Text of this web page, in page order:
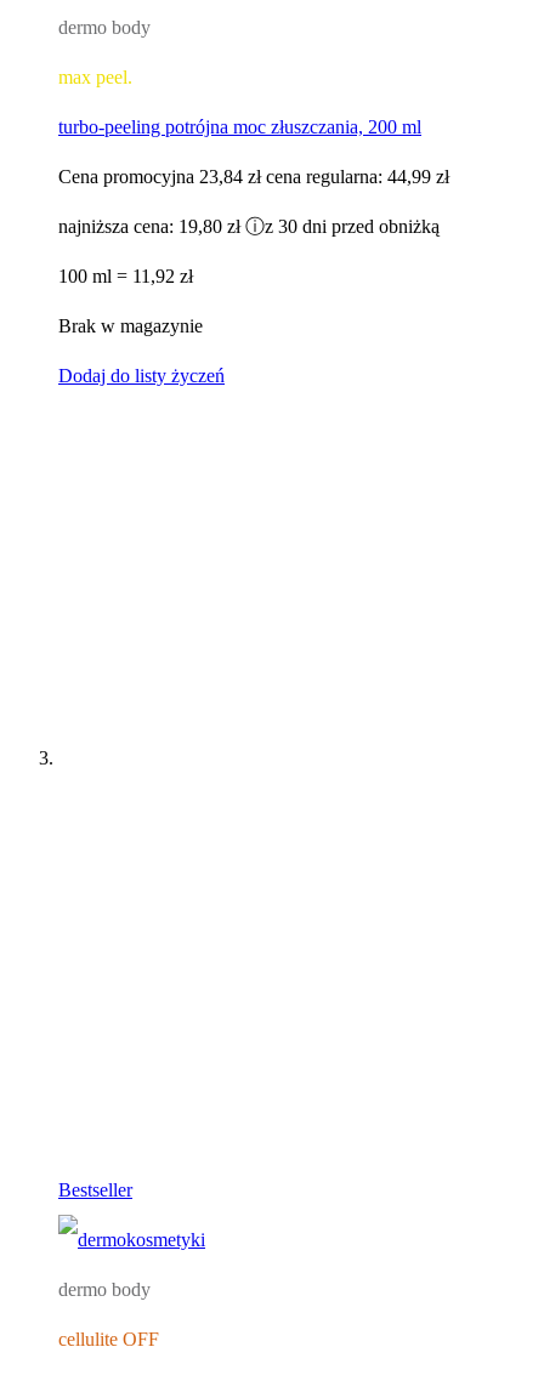
dermo body
max peel.
turbo-peeling potrójna moc złuszczania, 200 ml
Cena promocyjna 23,84 zł cena regularna: 44,99 zł
najniższa cena: 19,80 zł ⓘz 30 dni przed obniżką
100 ml = 11,92 zł
Brak w magazynie
Dodaj do listy życzeń
Bestseller
dermo body
cellulite OFF